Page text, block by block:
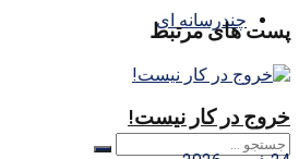
چندرسانه ای
پست های مرتبط
خروج در کار نیست!